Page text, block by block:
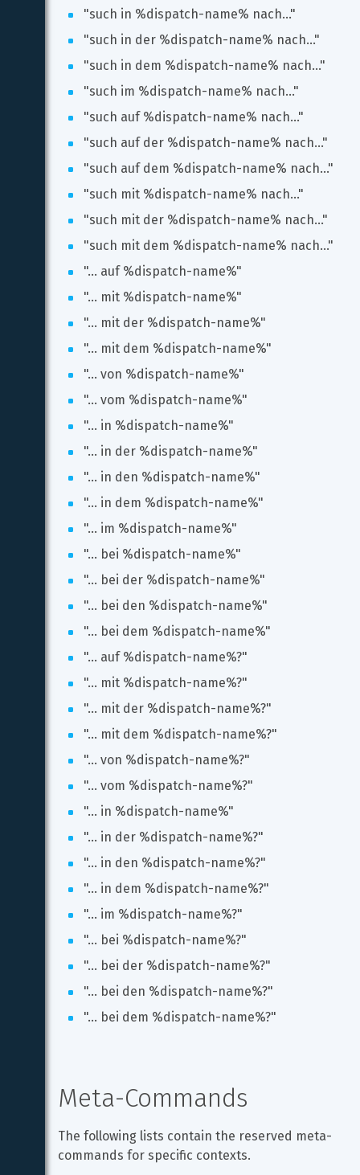
"such in %dispatch-name% nach..."
"such in der %dispatch-name% nach..."
"such in dem %dispatch-name% nach..."
"such im %dispatch-name% nach..."
"such auf %dispatch-name% nach..."
"such auf der %dispatch-name% nach..."
"such auf dem %dispatch-name% nach..."
"such mit %dispatch-name% nach..."
"such mit der %dispatch-name% nach..."
"such mit dem %dispatch-name% nach..."
"... auf %dispatch-name%"
"... mit %dispatch-name%"
"... mit der %dispatch-name%"
"... mit dem %dispatch-name%"
"... von %dispatch-name%"
"... vom %dispatch-name%"
"... in %dispatch-name%"
"... in der %dispatch-name%"
"... in den %dispatch-name%"
"... in dem %dispatch-name%"
"... im %dispatch-name%"
"... bei %dispatch-name%"
"... bei der %dispatch-name%"
"... bei den %dispatch-name%"
"... bei dem %dispatch-name%"
"... auf %dispatch-name%?"
"... mit %dispatch-name%?"
"... mit der %dispatch-name%?"
"... mit dem %dispatch-name%?"
"... von %dispatch-name%?"
"... vom %dispatch-name%?"
"... in %dispatch-name%"
"... in der %dispatch-name%?"
"... in den %dispatch-name%?"
"... in dem %dispatch-name%?"
"... im %dispatch-name%?"
"... bei %dispatch-name%?"
"... bei der %dispatch-name%?"
"... bei den %dispatch-name%?"
"... bei dem %dispatch-name%?"
Meta-Commands
The following lists contain the reserved meta-
commands for specific contexts.